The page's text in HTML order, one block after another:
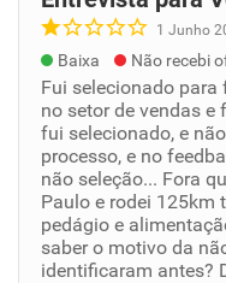
1 Junho
Baixa Não recebi
Fui selecionado para
no setor de vendas
fui selecionado, e
processo, e no
não seleção... Fora
Paulo e rodei 125km
pedágio e
saber o motivo da
identificaram antes?